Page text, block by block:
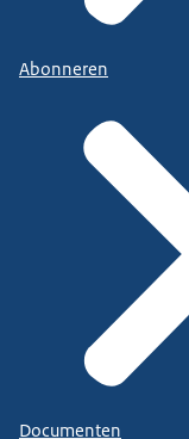
Abonneren
Documenten